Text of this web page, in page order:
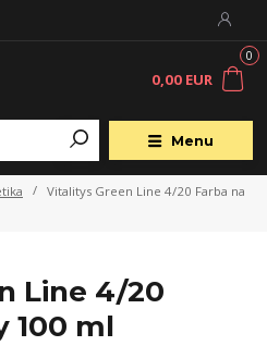
Menu
0
0,00 EUR
Vitalitys Green Line 4/20 Farba na
Line 4/20
100 ml